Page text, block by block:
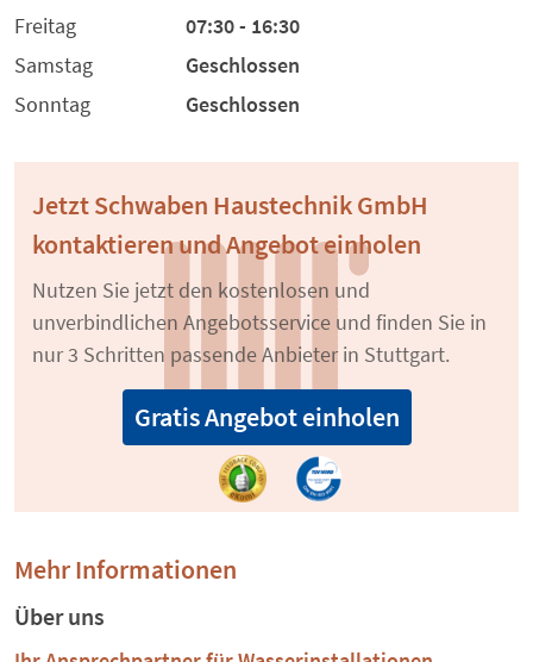
Freitag
07:30 - 16:30
Samstag
Geschlossen
Sonntag
Geschlossen
Jetzt Schwaben Haustechnik GmbH
kontaktieren und Angebot einholen
Nutzen Sie jetzt den kostenlosen und
unverbindlichen Angebotsservice und finden Sie in
nur 3 Schritten passende Anbieter in Stuttgart.
Gratis Angebot einholen
Mehr Informationen
Über uns